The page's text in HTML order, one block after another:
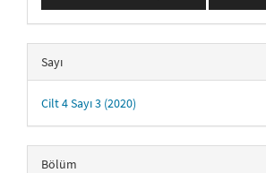
Sayı
Cilt 4 Sayı 3 (2020)
Bölüm